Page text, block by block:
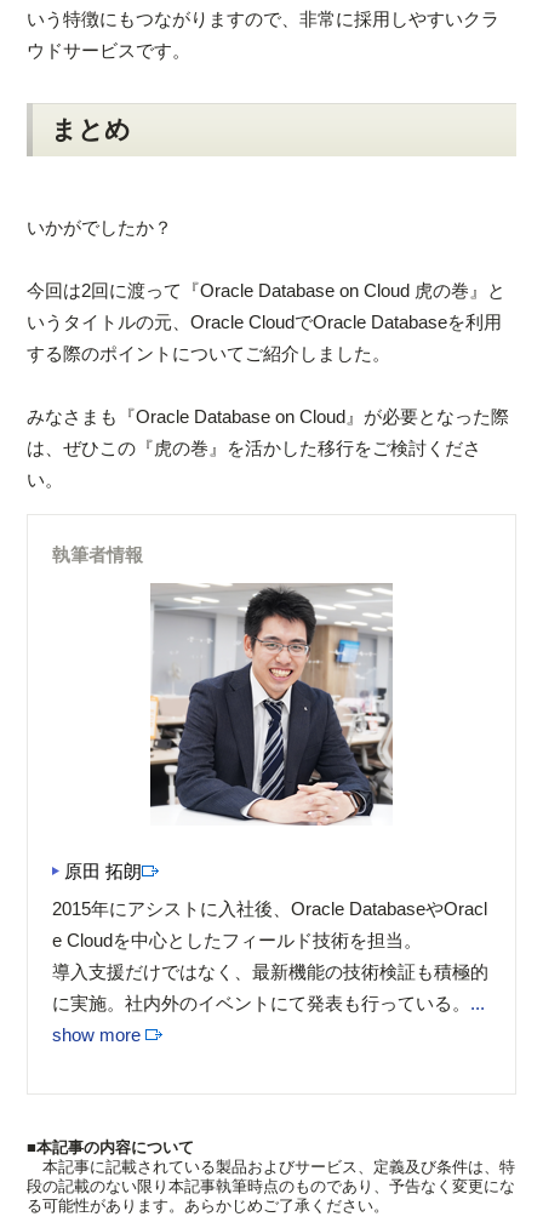
いう特徴にもつながりますので、非常に採用しやすいクラ
ウドサービスです。
まとめ
いかがでしたか？
今回は2回に渡って『Oracle Database on Cloud 虎の巻』と
いうタイトルの元、Oracle CloudでOracle Databaseを利用
する際のポイントについてご紹介しました。
みなさまも『Oracle Database on Cloud』が必要となった際
は、ぜひこの『虎の巻』を活かした移行をご検討くださ
い。
執筆者情報
原田 拓朗
2015年にアシストに入社後、Oracle DatabaseやOracl
e Cloudを中心としたフィールド技術を担当。
導入支援だけではなく、最新機能の技術検証も積極的
に実施。社内外のイベントにて発表も行っている。 ...
show more
■本記事の内容について
本記事に記載されている製品およびサービス、定義及び条件は、特
段の記載のない限り本記事執筆時点のものであり、予告なく変更にな
る可能性があります。あらかじめご了承ください。